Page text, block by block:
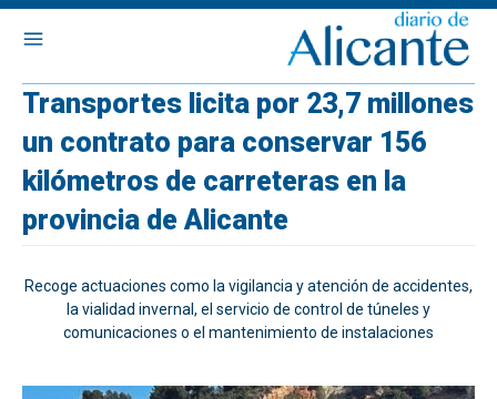
Transportes licita por 23,7 millones
un contrato para conservar 156
kilómetros de carreteras en la
provincia de Alicante
Recoge actuaciones como la vigilancia y atención de accidentes,
la vialidad invernal, el servicio de control de túneles y
comunicaciones o el mantenimiento de instalaciones